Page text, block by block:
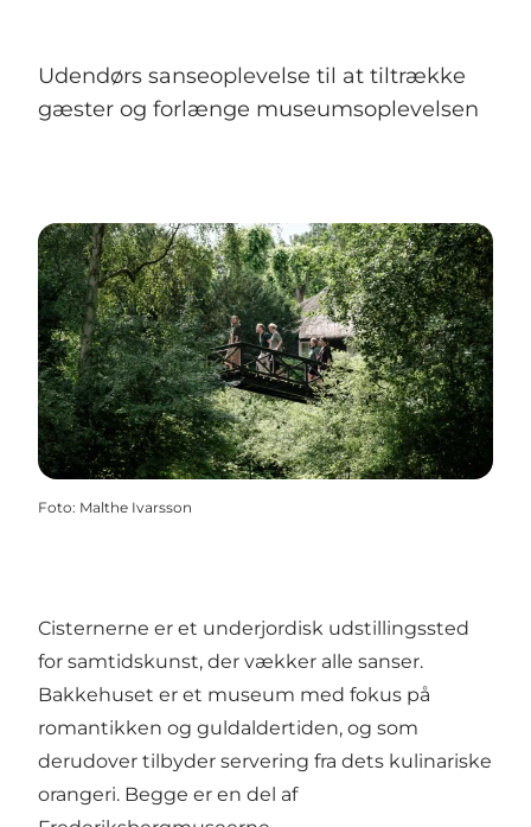
Udendørs sanseoplevelse til at tiltrække
gæster og forlænge museumsoplevelsen
Foto: Malthe Ivarsson
Cisternerne er et underjordisk udstillingssted
for samtidskunst, der vækker alle sanser.
Bakkehuset er et museum med fokus på
romantikken og guldaldertiden, og som
derudover tilbyder servering fra dets kulinariske
orangeri. Begge er en del af